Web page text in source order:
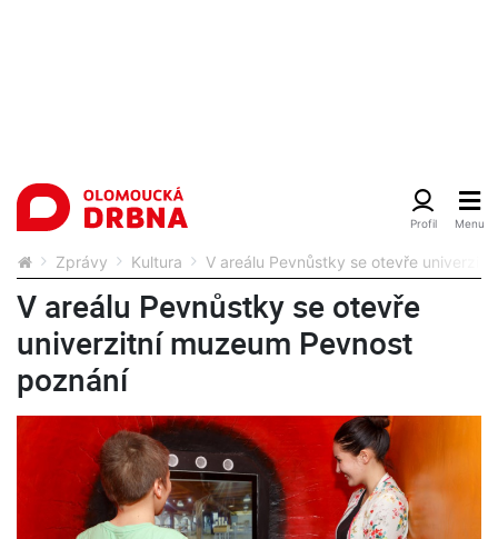
Zprávy Kultura V areálu Pevnůstky se otevře
V areálu Pevnůstky se otevře
univerzitní muzeum Pevnost
poznání